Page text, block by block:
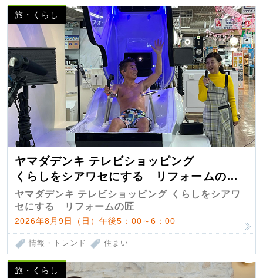
旅・くらし
ヤマダデンキ テレビショッピング
くらしをシアワセにする リフォームの
匠 第7弾
ヤマダデンキ テレビショッピング くらしをシアワ
セにする リフォームの匠
2026年8月9日（日）午後5：00～6：00
情報・トレンド 住まい
旅・くらし